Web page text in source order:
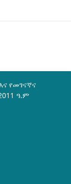
የመገናኛና
ዓ.ም